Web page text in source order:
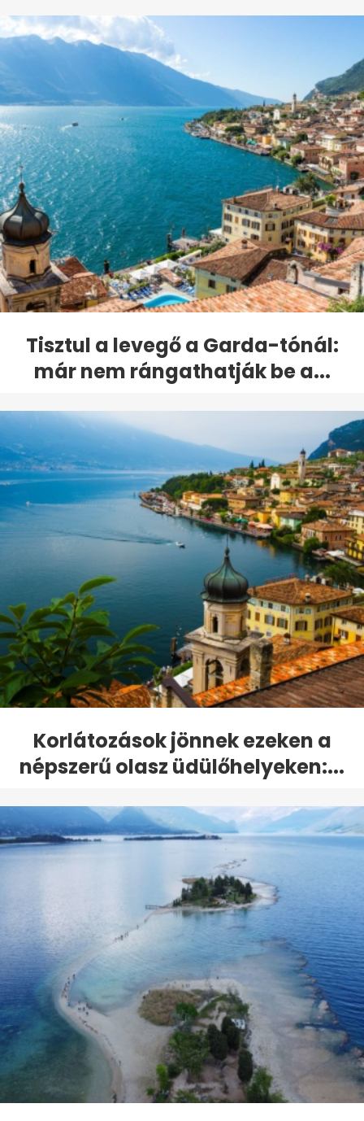
Tisztul a levegő a Garda-tónál:
már nem rángathatják be a...
Korlátozások jönnek ezeken a
népszerű olasz üdülőhelyeken:...